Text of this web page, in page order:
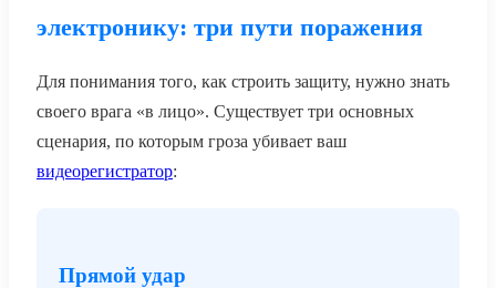
электронику: три пути поражения
Для понимания того, как строить защиту, нужно знать
своего врага «в лицо». Существует три основных
сценария, по которым гроза убивает ваш
видеорегистратор:
Прямой удар